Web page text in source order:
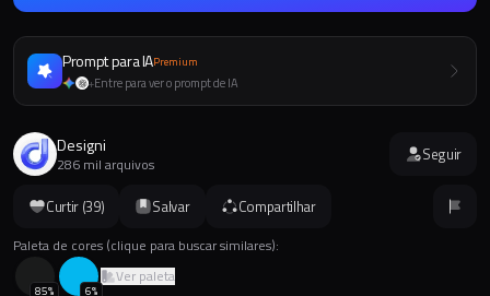
Curtir (39) Salvar Compartilhar
Paleta de cores (clique para buscar similares):
85% 6%
Ver paleta
Prompt para IAPremium
+Entre para ver o prompt de IA
Designi
286 mil arquivos Seguir